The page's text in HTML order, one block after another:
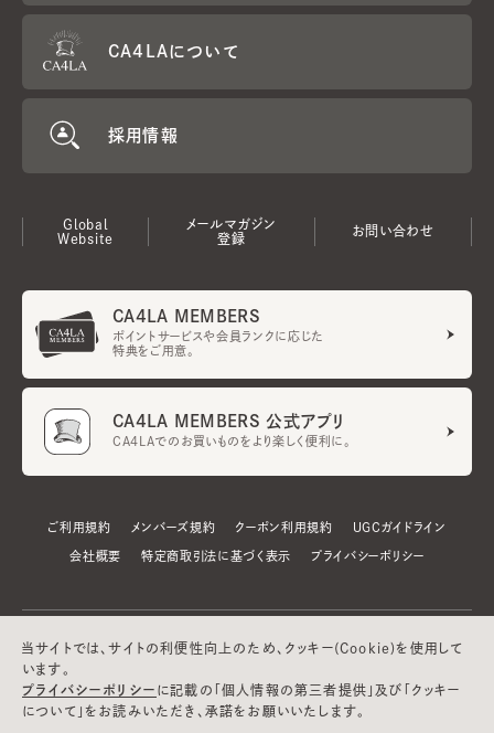
CA4LAについて
採用情報
Global
Website
メールマガジン
登録
お問い合わせ
CA4LA MEMBERS
ポイントサービスや会員ランクに応じた
特典をご用意。
CA4LA MEMBERS 公式アプリ
CA4LAでのお買いものをより楽しく便利に。
ご利用規約 メンバーズ規約 クーポン利用規約 UGCガイドライン
会社概要 特定商取引法に基づく表示 プライバシーポリシー
当サイトでは、サイトの利便性向上のため、クッキー(Cookie)を使用して
います。
プライバシーポリシー に記載の「個人情報の第三者提供」及び「クッキー
について」をお読みいただき、承諾をお願いいたします。